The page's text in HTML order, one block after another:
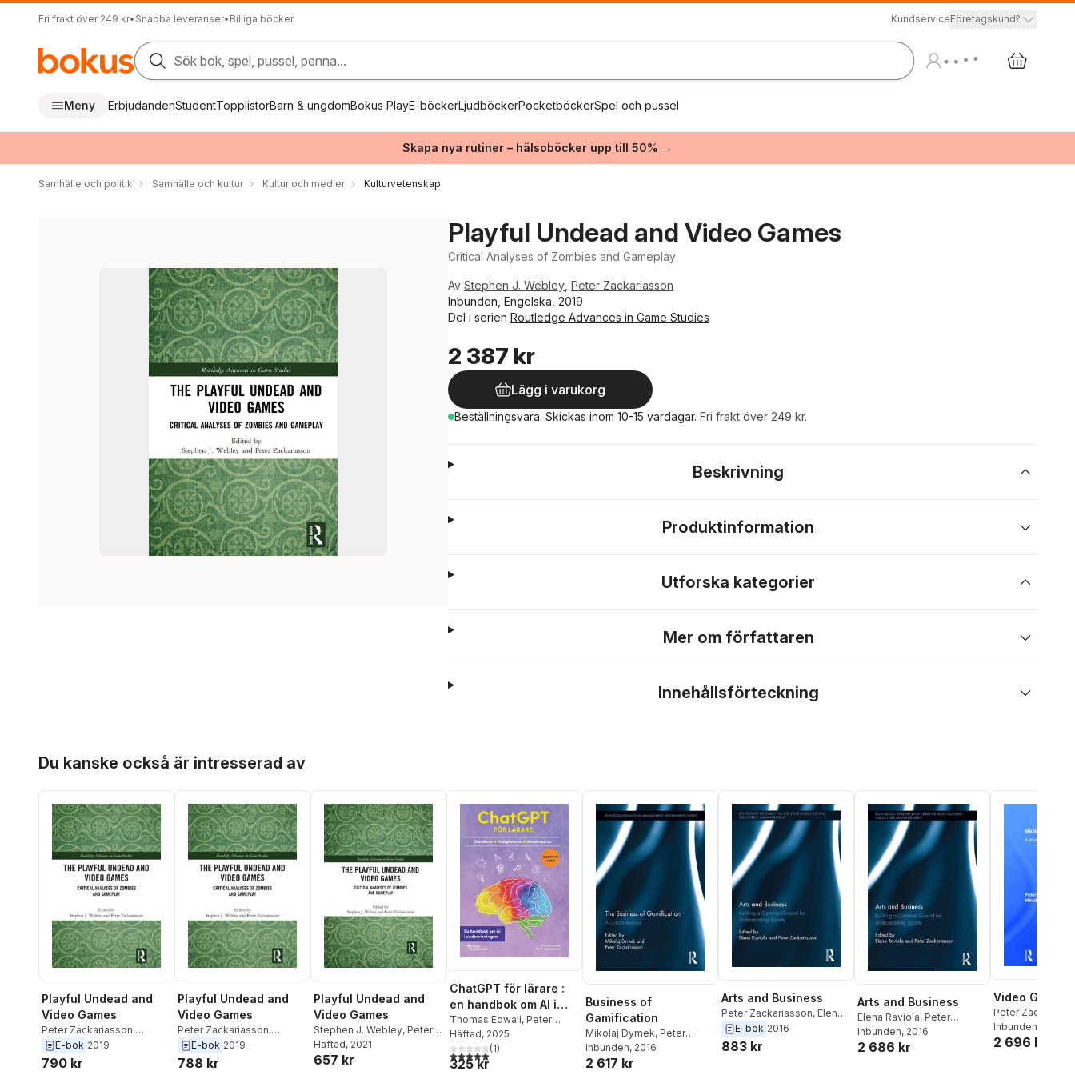
Fri frakt över 249 kr• Snabba leveranser• Billiga böcker KundserviceFöretagskund?
Sök bok, spel, pussel, penna...
Meny ErbjudandenStudentTopplistorBarn & ungdomBokus PlayE-böckerLjudböckerPocketböckerSpel och pussel
Skapa nya rutiner – hälsoböcker upp till 50% →
Samhälle och politik Samhälle och kultur Kultur och medier Kulturvetenskap
Playful Undead and Video Games
Critical Analyses of Zombies and Gameplay
Av Stephen J. Webley Peter Zackariasson
Inbunden, Engelska, 2019
Del i serien Routledge Advances in Game Studies
2 387 kr
Lägg i varukorg
Beställningsvara. Skickas inom 10-15 vardagar. Fri frakt över 249 kr.
Beskrivning
Produktinformation
Utforska kategorier
Mer om författaren
Innehållsförteckning
Du kanske också är intresserad av
Playful Undead and
Video Games
Peter Zackariasson,
Stephen J. Webley
E-bok 2019
790 kr
Playful Undead and
Video Games
Peter Zackariasson,
Stephen J. Webley
E-bok 2019
788 kr
Playful Undead and
Video Games
Stephen J. Webley, Peter
Zackariasson
Häftad, 2021
657 kr
ChatGPT för lärare :
en handbok om AI i
undervisningen
Thomas Edwall, Peter
Zackariasson
Häftad, 2025
5,0utav 5 stjärnor. Totalt antal röster:
(1)
325 kr
Business of
Gamification
Mikolaj Dymek, Peter
Zackariasson
Inbunden, 2016
2 617 kr
Arts and Business
Peter Zackariasson, Elena
Raviola
E-bok 2016
883 kr
Arts and Business
Elena Raviola, Peter
Zackariasson
Inbunden, 2016
2 686 kr
Video Game
Peter
Dymek
Inbunden
2 696 kr